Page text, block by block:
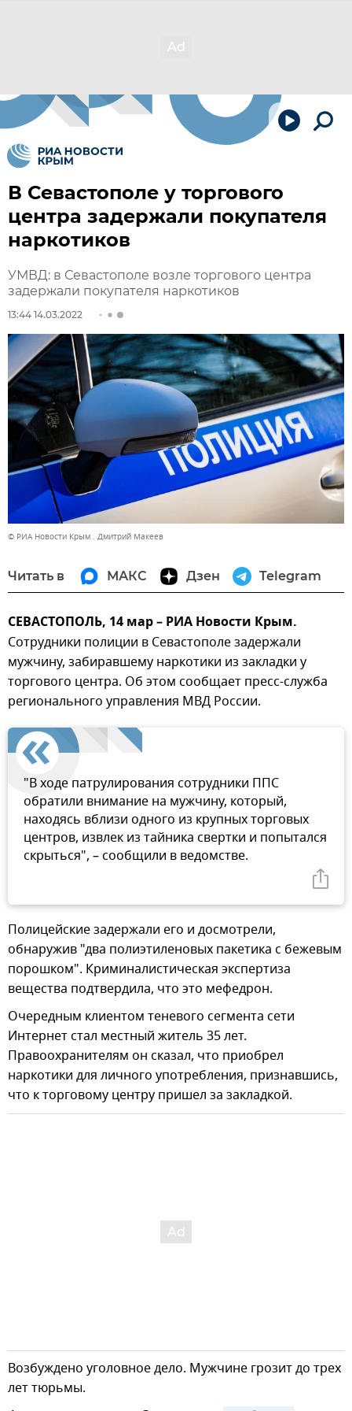
В Севастополе у торгового
центра задержали покупателя
наркотиков
УМВД: в Севастополе возле торгового центра
задержали покупателя наркотиков
13:44 14.03.2022
© РИА Новости Крым . Дмитрий Макеев
Читать в МАКС Дзен Telegram
СЕВАСТОПОЛЬ, 14 мар – РИА Новости Крым.
Сотрудники полиции в Севастополе задержали
мужчину, забиравшему наркотики из закладки у
торгового центра. Об этом сообщает пресс-служба
регионального управления МВД России.
"В ходе патрулирования сотрудники ППС
обратили внимание на мужчину, который,
находясь вблизи одного из крупных торговых
центров, извлек из тайника свертки и попытался
скрыться", – сообщили в ведомстве.
Полицейские задержали его и досмотрели,
обнаружив "два полиэтиленовых пакетика с бежевым
порошком". Криминалистическая экспертиза
вещества подтвердила, что это мефедрон.
Очередным клиентом теневого сегмента сети
Интернет стал местный житель 35 лет.
Правоохранителям он сказал, что приобрел
наркотики для личного употребления, признавшись,
что к торговому центру пришел за закладкой.
Возбуждено уголовное дело. Мужчине грозит до трех
лет тюрьмы.